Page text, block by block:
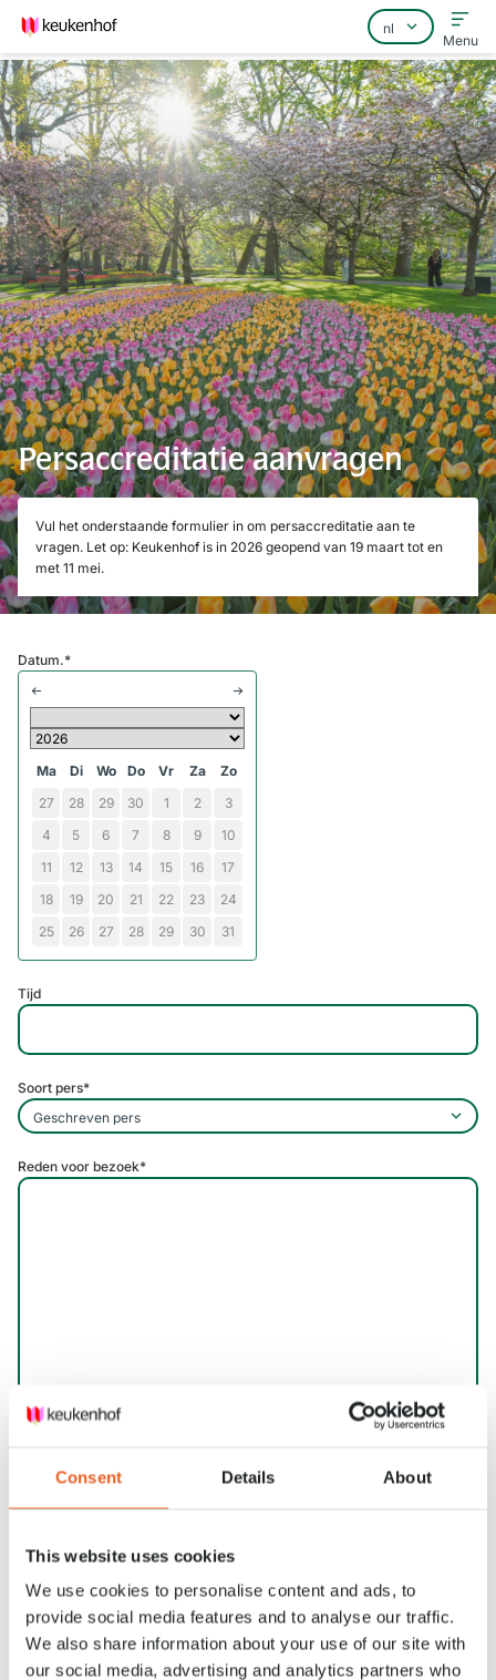
Consent Details About
This website uses cookies
We use cookies to personalise content and ads, to
provide social media features and to analyse our traffic.
We also share information about your use of our site with
our social media, advertising and analytics partners who
Home
Veelgestelde vragen
Contact
Menu
Persaccreditatie aanvragen
Vul het onderstaande formulier in om persaccreditatie aan te
vragen. Let op: Keukenhof is in 2026 geopend van 19 maart tot en
met 11 mei.
Datum.*
Ma Di Wo Do Vr Za
Zo
27
28 29 30 1 2
3
4
5 6 7 8 9
10
11
12 13 14 15 16
17
18
19 20 21 22 23
24
25
26 27 28 29 30 31
Tijd
Soort pers*
Reden voor bezoek*
Voornaam, achternaam en functietitel*
Indien meerdere personen, hier alle voor- en achternamen invullen